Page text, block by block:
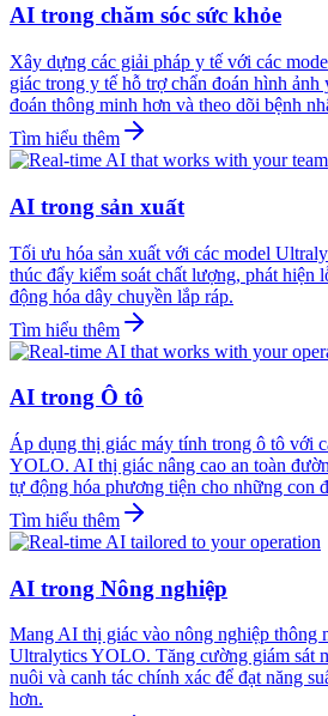
AI trong chăm sóc sức khỏe
Xây dựng các giải pháp y tế với các
giác trong y tế hỗ trợ chẩn đoán hình ảnh
đoán thông minh hơn và theo dõi bệnh
Tìm hiểu thêm
AI trong sản xuất
Tối ưu hóa sản xuất với các model
thúc đẩy kiểm soát chất lượng, phát hiện
động hóa dây chuyền lắp ráp.
Tìm hiểu thêm
AI trong Ô tô
Áp dụng thị giác máy tính trong ô tô với
YOLO. AI thị giác nâng cao an toàn
tự động hóa phương tiện cho những con
Tìm hiểu thêm
AI trong Nông nghiệp
Mang AI thị giác vào nông nghiệp thông
Ultralytics YOLO. Tăng cường giám sát
nuôi và canh tác chính xác để đạt năng
hơn.